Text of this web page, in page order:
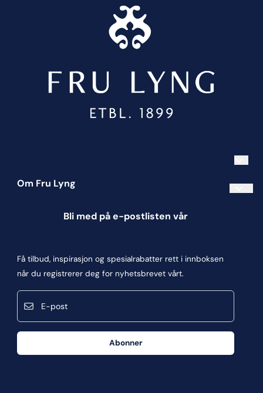
Om Fru Lyng
Informasjonskapsler
Om oss
Kontakt oss
Kjøpsbetingelser
Frakt og retur
Bli med på e-postlisten vår
Få tilbud, inspirasjon og spesialrabatter rett i innboksen
når du registrerer deg for nyhetsbrevet vårt.
Abonner